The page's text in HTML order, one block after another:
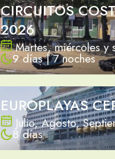
CIRCUITOS
2026
Martes, miércoles y
9 días | 7 noches
EUROPLAYAS
Julio, Agosto,
8 días